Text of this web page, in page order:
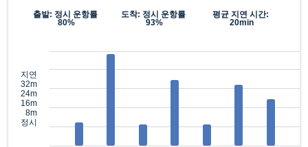
출발: 정시 운항률
80%
도착: 정시 운항률
93%
평균 지연 시간:
20min
지연
32m
24m
16m
8m
정시